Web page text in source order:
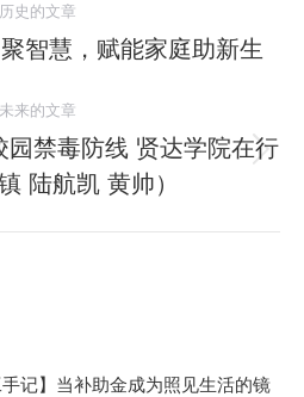
历史的文章
历
的
文
章：
智慧，赋能家庭助新生
未来的文章
未
来
的
园禁毒防线 贤达学院在行
陆航凯 黄帅）
手记】当补助金成为照见生活的镜